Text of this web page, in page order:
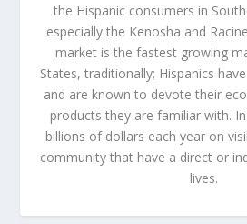
the Hispanic consumers in
especially the Kenosha and
market is the fastest growing
States, traditionally; Hispanics
and are known to devote their
products they are familiar with.
billions of dollars each year on
community that have a direct or
lives.